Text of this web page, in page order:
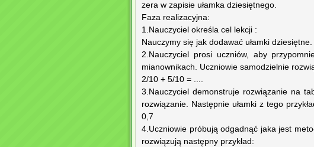
zera w zapisie ułamka dziesiętnego.
Faza realizacyjna:
1.Nauczyciel określa cel lekcji :
Nauczymy się jak dodawać ułamki dziesiętne.
2.Nauczyciel prosi uczniów, aby
mianownikach. Uczniowie samodzielnie
2/10 + 5/10 = ....
3.Nauczyciel demonstruje rozwiązanie na
rozwiązanie. Następnie ułamki z tego
0,7
4.Uczniowie próbują odgadnąć jaka jest
rozwiązują następny przykład: